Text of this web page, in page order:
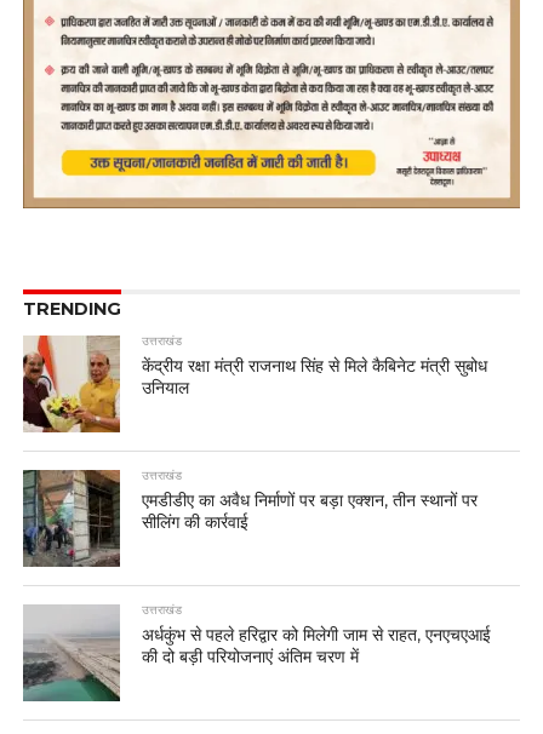
TRENDING
उत्तराखंड
केंद्रीय रक्षा मंत्री राजनाथ सिंह से मिले कैबिनेट मंत्री सुबोध
उनियाल
उत्तराखंड
एमडीडीए का अवैध निर्माणों पर बड़ा एक्शन, तीन स्थानों पर
सीलिंग की कार्रवाई
उत्तराखंड
अर्धकुंभ से पहले हरिद्वार को मिलेगी जाम से राहत, एनएचएआई
की दो बड़ी परियोजनाएं अंतिम चरण में